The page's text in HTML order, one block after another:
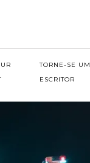
TORNE-SE UM
ESCRITOR